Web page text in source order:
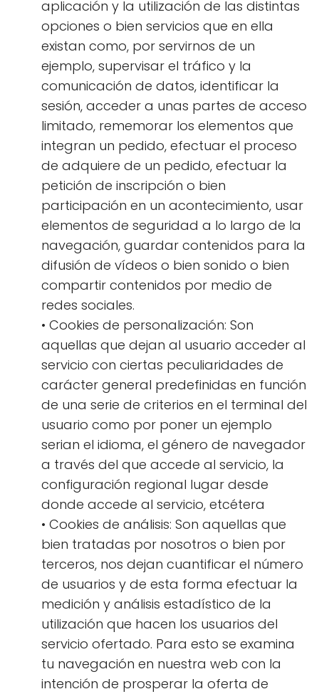
aplicación y la utilización de las distintas
opciones o bien servicios que en ella
existan como, por servirnos de un
ejemplo, supervisar el tráfico y la
comunicación de datos, identificar la
sesión, acceder a unas partes de acceso
limitado, rememorar los elementos que
integran un pedido, efectuar el proceso
de adquiere de un pedido, efectuar la
petición de inscripción o bien
participación en un acontecimiento, usar
elementos de seguridad a lo largo de la
navegación, guardar contenidos para la
difusión de vídeos o bien sonido o bien
compartir contenidos por medio de
redes sociales.
• Cookies de personalización: Son
aquellas que dejan al usuario acceder al
servicio con ciertas peculiaridades de
carácter general predefinidas en función
de una serie de criterios en el terminal del
usuario como por poner un ejemplo
serian el idioma, el género de navegador
a través del que accede al servicio, la
configuración regional lugar desde
donde accede al servicio, etcétera
• Cookies de análisis: Son aquellas que
bien tratadas por nosotros o bien por
terceros, nos dejan cuantificar el número
de usuarios y de esta forma efectuar la
medición y análisis estadístico de la
utilización que hacen los usuarios del
servicio ofertado. Para esto se examina
tu navegación en nuestra web con la
intención de prosperar la oferta de